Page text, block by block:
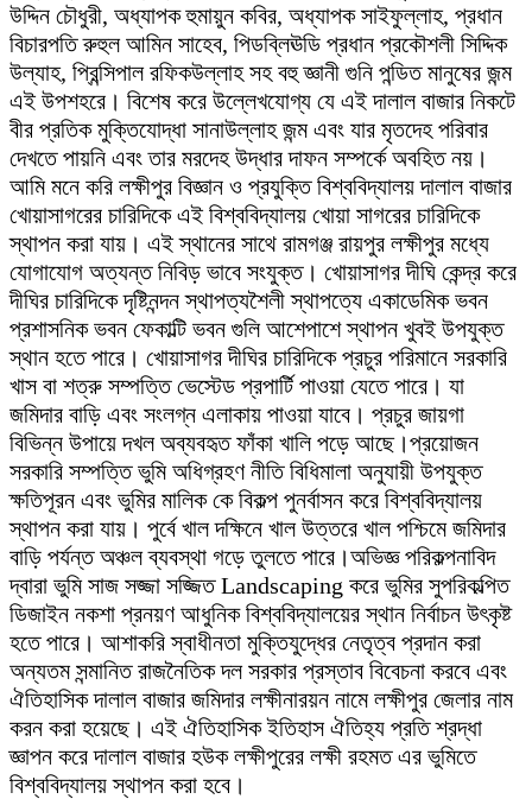
উদ্দিন চৌধুরী, অধ্যাপক হুমায়ুন কবির, অধ্যাপক সাইফুল্লাহ, প্রধান
বিচারপতি রুহুল আমিন সাহেব, পিডব্লিঊডি প্রধান প্রকৌশলী সিদ্দিক
উল্যাহ, প্রিন্সিপাল রফিকউল্লাহ সহ বহু জ্ঞানী গুনি পন্ডিত মানুষের জন্ম
এই উপশহরে। বিশেষ করে উল্লেখযোগ্য যে এই দালাল বাজার নিকটে
বীর প্রতিক মুক্তিযোদ্ধা সানাউল্লাহ জন্ম এবং যার মৃতদেহ পরিবার
দেখতে পায়নি এবং তার মরদেহ উদ্ধার দাফন সম্পর্কে অবহিত নয়।
আমি মনে করি লক্ষীপুর বিজ্ঞান ও প্রযুক্তি বিশ্ববিদ্যালয় দালাল বাজার
খোয়াসাগরের চারিদিকে এই বিশ্ববিদ্যালয় খোয়া সাগরের চারিদিকে
স্থাপন করা যায়। এই স্থানের সাথে রামগঞ্জ রায়পুর লক্ষীপুর মধ্যে
যোগাযোগ অত্যন্ত নিবিড় ভাবে সংযুক্ত। খোয়াসাগর দীঘি কেন্দ্র করে
দীঘির চারিদিকে দৃষ্টিনন্দন স্থাপত্যশৈলী স্থাপত্যে একাডেমিক ভবন
প্রশাসনিক ভবন ফেকাল্টি ভবন গুলি আশেপাশে স্থাপন খুবই উপযুক্ত
স্থান হতে পারে। খোয়াসাগর দীঘির চারিদিকে প্রচুর পরিমানে সরকারি
খাস বা শত্রু সম্পত্তি ভেস্টেড প্রপার্টি পাওয়া যেতে পারে। যা
জমিদার বাড়ি এবং সংলগ্ন এলাকায় পাওয়া যাবে। প্রচুর জায়গা
বিভিন্ন উপায়ে দখল অব্যবহৃত ফাঁকা খালি পড়ে আছে।প্রয়োজন
সরকারি সম্পত্তি ভুমি অধিগ্রহণ নীতি বিধিমালা অনুযায়ী উপযুক্ত
ক্ষতিপূরন এবং ভুমির মালিক কে বিকল্প পুনর্বাসন করে বিশ্ববিদ্যালয়
স্থাপন করা যায়। পুর্বে খাল দক্ষিনে খাল উত্তরে খাল পশ্চিমে জমিদার
বাড়ি পর্যন্ত অঞ্চল ব্যবস্থা গড়ে তুলতে পারে।অভিজ্ঞ পরিকল্পনাবিদ
দ্বারা ভুমি সাজ সজ্জা সজ্জিত Landscaping করে ভুমির সুপরিকল্পিত
ডিজাইন নকশা প্রনয়ণ আধুনিক বিশ্ববিদ্যালয়ের স্থান নির্বাচন উৎকৃষ্ট
হতে পারে। আশাকরি স্বাধীনতা মুক্তিযুদ্ধের নেতৃত্ব প্রদান করা
অন্যতম সন্মানিত রাজনৈতিক দল সরকার প্রস্তাব বিবেচনা করবে এবং
ঐতিহাসিক দালাল বাজার জমিদার লক্ষীনারয়ন নামে লক্ষীপুর জেলার নাম
করন করা হয়েছে। এই ঐতিহাসিক ইতিহাস ঐতিহ্য প্রতি শ্রদ্ধা
জ্ঞাপন করে দালাল বাজার হউক লক্ষীপুরের লক্ষী রহমত এর ভুমিতে
বিশ্ববিদ্যালয় স্থাপন করা হবে।